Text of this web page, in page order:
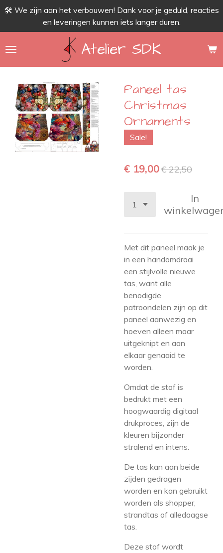
Ga
naar
de
Atelier SDK
🛠 We zijn aan het verbouwen! Dank voor je geduld, reacties
en leveringen kunnen iets langer duren.
Paneel tas
Christmas
Ornaments
Sale!
€ 19,00€ 22,50
In
Met dit paneel maak je
in een handomdraai
een stijlvolle nieuwe
tas, want alle
benodigde
patroondelen zijn op dit
paneel aanwezig en
hoeven alleen maar
uitgeknipt en aan
elkaar genaaid te
worden.
Omdat de stof is
bedrukt met een
hoogwaardig digitaal
drukproces, zijn de
kleuren bijzonder
stralend en intens.
De tas kan aan beide
zijden gedragen
worden en kan gebruikt
worden als shopper,
strandtas of alledaagse
tas.
Deze stof wordt